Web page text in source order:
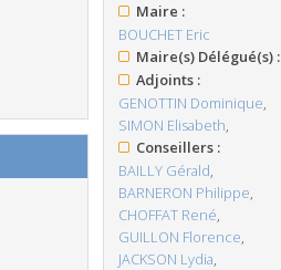
Maire :
BOUCHET Eric
Maire(s) Délégué(s) :
Adjoints :
GENOTTIN Dominique,
SIMON Elisabeth,
Conseillers :
BAILLY Gérald,
BARNERON Philippe,
CHOFFAT René,
GUILLON Florence,
JACKSON Lydia,